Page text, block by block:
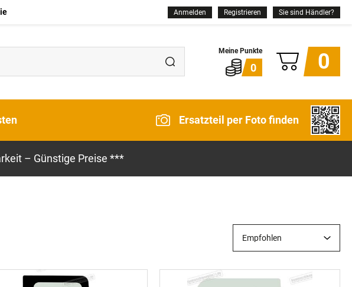
Anmelden Registrieren Sie sind Händler?
0 0
Ersatzteil per Foto finden
– Günstige Preise ***